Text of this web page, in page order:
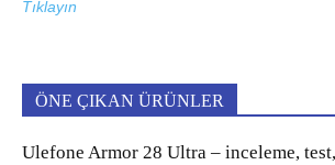
Tıklayın
ÖNE ÇIKAN ÜRÜNLER
Ulefone Armor 28 Ultra – inceleme,